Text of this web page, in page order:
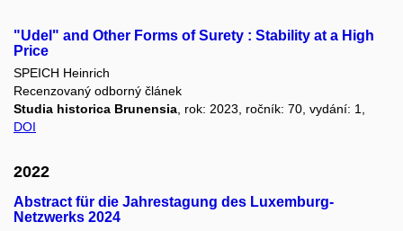
"Udel" and Other Forms of Surety : Stability at a High
Price
SPEICH Heinrich
Recenzovaný odborný článek
Studia historica Brunensia , rok: 2023, ročník: 70, vydání: 1,
DOI
2022
Abstract für die Jahrestagung des Luxemburg-
Netzwerks 2024